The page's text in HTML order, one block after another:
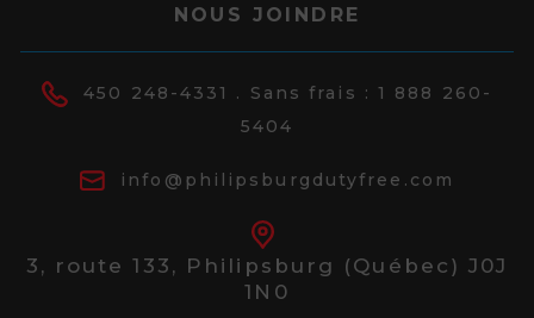
NOUS JOINDRE
450 248-4331 . Sans frais : 1 888 260-
5404
info@philipsburgdutyfree.com
3, route 133, Philipsburg (Québec) J0J
1N0